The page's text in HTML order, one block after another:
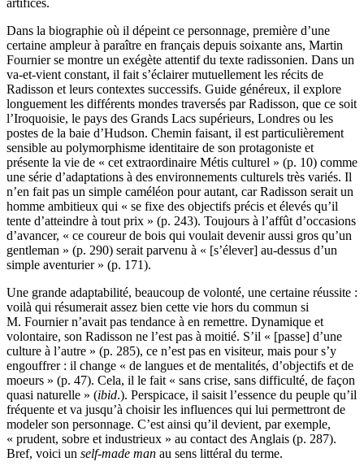
Dans la biographie où il dépeint ce personnage, première d’une
certaine ampleur à paraître en français depuis soixante ans, Martin
Fournier se montre un exégète attentif du texte radissonien. Dans un
va-et-vient constant, il fait s’éclairer mutuellement les récits de
Radisson et leurs contextes successifs. Guide généreux, il explore
longuement les différents mondes traversés par Radisson, que ce soit
l’Iroquoisie, le pays des Grands Lacs supérieurs, Londres ou les
postes de la baie d’Hudson. Chemin faisant, il est particulièrement
sensible au polymorphisme identitaire de son protagoniste et
présente la vie de « cet extraordinaire Métis culturel » (p. 10) comme
une série d’adaptations à des environnements culturels très variés. Il
n’en fait pas un simple caméléon pour autant, car Radisson serait un
homme ambitieux qui « se fixe des objectifs précis et élevés qu’il
tente d’atteindre à tout prix » (p. 243). Toujours à l’affût d’occasions
d’avancer, « ce coureur de bois qui voulait devenir aussi gros qu’un
gentleman » (p. 290) serait parvenu à « [s’élever] au-dessus d’un
simple aventurier » (p. 171).
Une grande adaptabilité, beaucoup de volonté, une certaine réussite :
voilà qui résumerait assez bien cette vie hors du commun si
M. Fournier n’avait pas tendance à en remettre. Dynamique et
volontaire, son Radisson ne l’est pas à moitié. S’il « [passe] d’une
culture à l’autre » (p. 285), ce n’est pas en visiteur, mais pour s’y
engouffrer : il change « de langues et de mentalités, d’objectifs et de
moeurs » (p. 47). Cela, il le fait « sans crise, sans difficulté, de façon
quasi naturelle » (ibid.). Perspicace, il saisit l’essence du peuple qu’il
fréquente et va jusqu’à choisir les influences qui lui permettront de
modeler son personnage. C’est ainsi qu’il devient, par exemple,
« prudent, sobre et industrieux » au contact des Anglais (p. 287).
Bref, voici un self-made man au sens littéral du terme.